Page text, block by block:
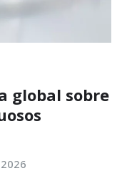
global sobre